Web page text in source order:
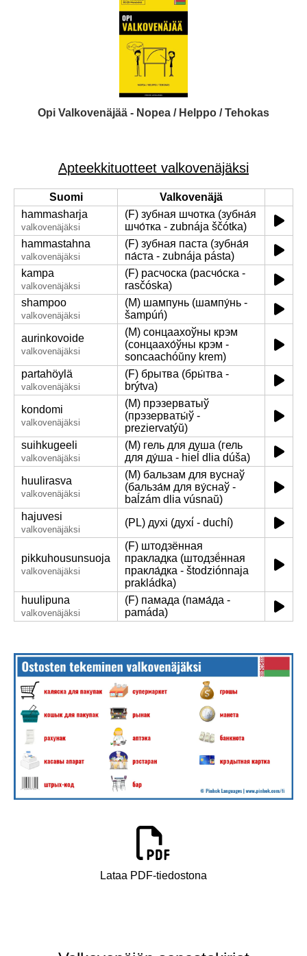
Opi Valkovenäjää - Nopea / Helppo / Tehokas
Apteekkituotteet valkovenäjäksi
Suomi
Valkovenäjä
hammasharja
valkovenäjäksi
(F) зубная шчотка (зубна́я
шчо́тка - zubnája ščótka)
hammastahna
valkovenäjäksi
(F) зубная паста (зубна́я
па́ста - zubnája pásta)
kampa
valkovenäjäksi
(F) расчоска (расчо́ска -
rasčóska)
shampoo
valkovenäjäksi
(M) шампунь (шампу́нь -
šampúń)
aurinkovoide
valkovenäjäksi
(M) сонцаахоўны крэм
(сонцаахо́ўны крэм -
soncaachóŭny krem)
partahöylä
valkovenäjäksi
(F) брытва (бры́тва -
brýtva)
kondomi
valkovenäjäksi
(M) прэзерватыў
(прэзерваты́ў -
preziervatýŭ)
suihkugeeli
valkovenäjäksi
(M) гель для душа (гель
для ду́ша - hieĺ dlia dúša)
huulirasva
valkovenäjäksi
(M) бальзам для вуснаў
(бальза́м для ву́снаў -
baĺzám dlia vúsnaŭ)
hajuvesi
valkovenäjäksi
(PL) духі (духі́ - duchí)
pikkuhousunsuoja
valkovenäjäksi
(F) штодзённая
пракладка (штодзё́нная
пракла́дка - štodziónnaja
prakládka)
huulipuna
valkovenäjäksi
(F) памада (пама́да -
pamáda)
Lataa PDF-tiedostona